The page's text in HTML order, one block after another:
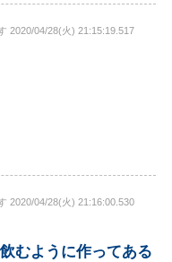
2020/04/28(火) 21:15:19.517
2020/04/28(火) 21:16:00.530
むように作ってある